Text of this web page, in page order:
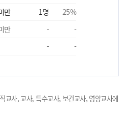
만
1명 25%
만
-
-
- -
교사, 교사, 특수교사, 보건교사, 영양교사에